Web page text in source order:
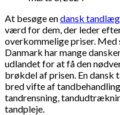
At besøge endansk
værd for dem, der leder
overkommelige priser.
Danmark har mange
udlandet for at få den
brøkdel af prisen. En
bred vifte af
tandrensning,
tandpleje.